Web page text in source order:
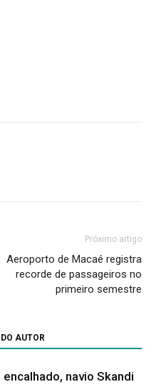
Próximo artigo
Aeroporto de Macaé registra
recorde de passageiros no
primeiro semestre
AUTOR
navio Skandi